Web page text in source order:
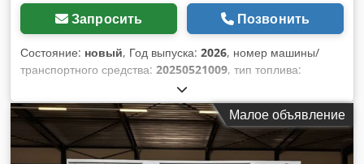
Запросить Позвонить
Состояние: новый, Год выпуска: 2026, номер машины/
транспортного средства: 20250521009, тип топлива:
, производитель двигателей:
Назначение: Строительство Собственный вес: 798 кг
Мощность генератора: 22 кВА Размеры грузового отсека:
200 x 85 x 125 см Маркировка CE: да Объем бака для воды:
55 л Обратитесь к команде DPX для получения
Малое объявление